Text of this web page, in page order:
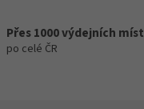
Přes 1000 výdejních míst
po celé ČR